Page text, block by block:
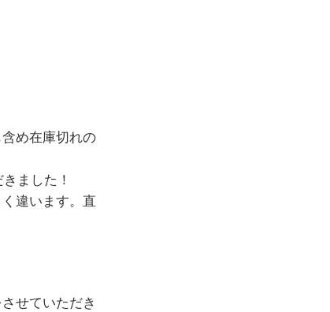
め在庫切れの
ました！
違います。直
せていただき